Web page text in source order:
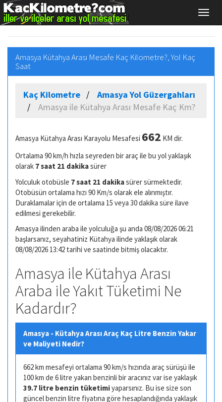
Amasya Kütahya Arası Mesafe Kaç Kilometre?, Yol Kaç
Saat
Kaç Kilometre
Amasya Yol Güzergahları
Amasya ile Kütahya Arası Mesafe Kaç Km?
Amasya Kütahya Arası Karayolu Mesafesi 662 KM dir.
Ortalama 90 km/h hızla seyreden bir araç ile bu yol yaklaşık
olarak 7 saat 21 dakikasürer
Yolculuk otobüsle 7 saat 21 dakikasürer sürmektedir.
Otobüsün ortalama hızı 90 Km/s olarak ele alınmıştır.
Duraklamalar için de ortalama 15 veya 30 dakika süre ilave
edilmesi gerekebilir.
Amasya ilinden araba ile yolculuğa şu anda 08/08/2026 06:21
başlarsanız, seyahatiniz Kütahya ilinde yaklaşık olarak
08/08/2026 13:42 tarihi ve saatinde bitmiş olacaktır.
Amasya ile Kütahya Arası
Araba ile Yakıt Tüketimi Ne
Kadardır?
Amasya - Kütahya Arası Araç Kaç Litre Benzin Yakar
ve Maliyeti Nedir?
662 km mesafeyi ortalama 90 km/s hızında araç sürüşü ile
100 km de 6 litre yakan benzinli bir aracınız var ise yaklaşık
39.7 litre benzin tüketimiyaparsınız. Bu ise size son
güncel benzin litre fiyatına göre hesaplandığında yaklaşık